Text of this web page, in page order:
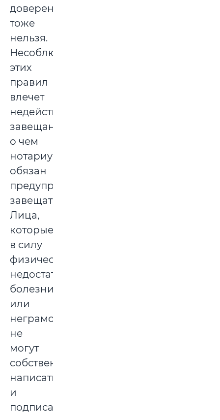
доверенности,
тоже
нельзя.
Несоблюдение
этих
правил
влечет
недействительность
завещания,
о чем
нотариус
обязан
предупредить
завещателя.
Лица,
которые
в силу
физических
недостатков,
болезни
или
неграмотности
не
могут
собственноручно
написать
и
подписать